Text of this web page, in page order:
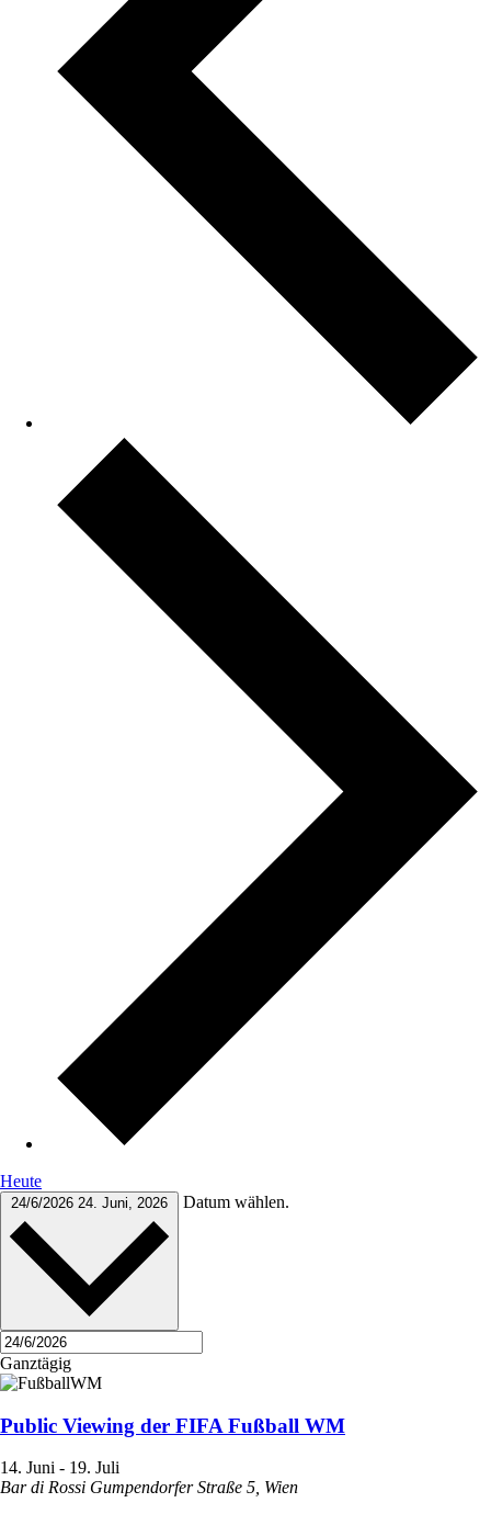
Heute
24/6/2026 24. Juni, 2026 Datum wählen.
Ganztägig
Public Viewing der FIFA Fußball WM
14. Juni - 19. Juli
Bar di Rossi Gumpendorfer Straße 5, Wien